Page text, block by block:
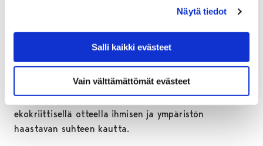
Näytä tiedot
Salli kaikki evästeet
Vain välttämättömät evästeet
Meri kuuluu taiteilijoiden suosikkiaiheisiin. Runoilijat,
kautta aikojen hakeneet merestä innoitusta ja
teoksissaan. Merta on lähestytty monella tapaa:
esimerkiksi luonnon uljaana ja pelottavana
ilmentymänä, merenkulun näkökulmasta tai
ekokriittisellä otteella ihmisen ja ympäristön
haastavan suhteen kautta.